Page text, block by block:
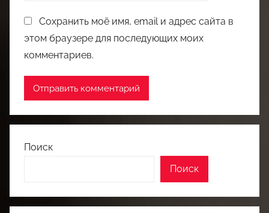
Сохранить моё имя, email и адрес сайта в
этом браузере для последующих моих
комментариев.
Поиск
Поиск